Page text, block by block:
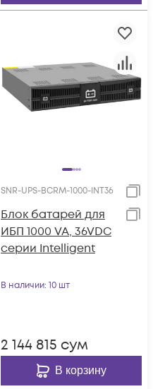
SNR-UPS-BCRM-1000-INT36
Блок батарей для
ИБП 1000 VA, 36VDC
серии Intelligent
В наличии: 10 шт
2 144 815 сум
В корзину